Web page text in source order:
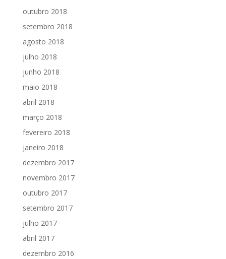
outubro 2018
setembro 2018
agosto 2018
julho 2018
junho 2018
maio 2018
abril 2018
março 2018
fevereiro 2018
janeiro 2018
dezembro 2017
novembro 2017
outubro 2017
setembro 2017
julho 2017
abril 2017
dezembro 2016